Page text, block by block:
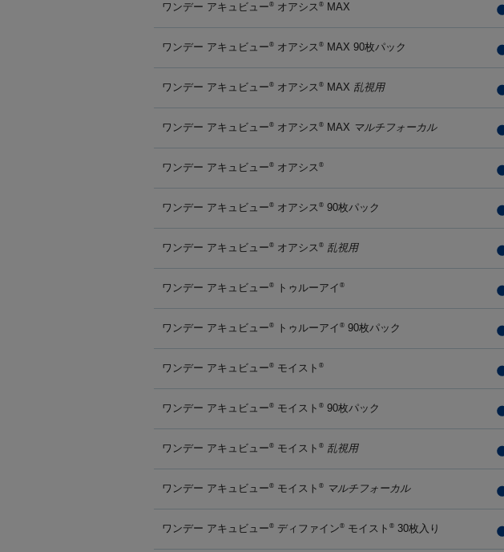
ワンデー アキュビュー® オアシス ® MAX
ワンデー アキュビュー® オアシス ® MAX 90枚パック
ワンデー アキュビュー® オアシス ® MAX 乱視用
ワンデー アキュビュー® オアシス ® MAX マルチフォーカル
ワンデー アキュビュー® オアシス ®
ワンデー アキュビュー® オアシス ® 90枚パック
ワンデー アキュビュー® オアシス ® 乱視用
ワンデー アキュビュー® トゥルーアイ ®
ワンデー アキュビュー® トゥルーアイ ® 90枚パック
ワンデー アキュビュー® モイスト ®
ワンデー アキュビュー® モイスト ® 90枚パック
ワンデー アキュビュー® モイスト ® 乱視用
ワンデー アキュビュー® モイスト ® マルチフォーカル
ワンデー アキュビュー® ディファイン® モイスト ® 30枚入り